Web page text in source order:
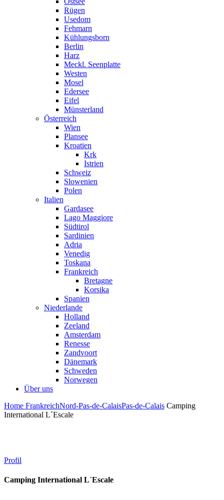
Rügen
Usedom
Fehmarn
Kühlungsborn
Berlin
Harz
Meckl. Seenplatte
Westen
Mosel
Edersee
Eifel
Münsterland
Österreich
Wien
Plansee
Kroatien
Krk
Istrien
Schweiz
Slowenien
Polen
Italien
Gardasee
Lago Maggiore
Südtirol
Sardinien
Adria
Venedig
Toskana
Frankreich
Bretagne
Korsika
Spanien
Niederlande
Holland
Zeeland
Amsterdam
Renesse
Zandvoort
Dänemark
Schweden
Norwegen
Über uns
Home FrankreichNord-Pas-de-CalaisPas-de-Calais Camping
International L´Escale
Profil
Camping International L´Escale